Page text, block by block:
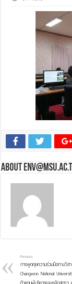
About
Previous
การพูดคุยความร่วมมือทางวิช
Changwon National